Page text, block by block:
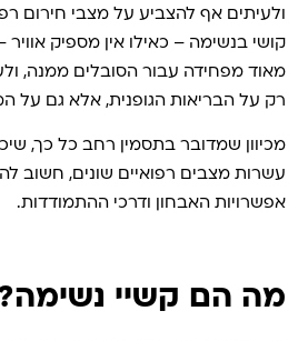
ולעיתים אף להצביע על מצבי חירום
קושי בנשימה – כאילו אין מספיק אוויר
מאוד מפחידה עבור הסובלים ממנה,
רק על הבריאות הגופנית, אלא גם על
מכיוון שמדובר בתסמין רחב כל כך,
עשרות מצבים רפואיים שונים, חשוב
אפשרויות האבחון ודרכי ההתמודדות.
מה הם קשיי